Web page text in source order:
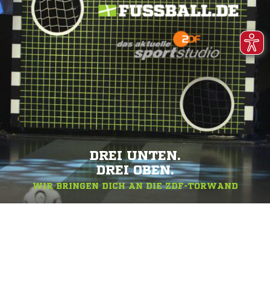
DREI UNTEN.
DREI OBEN.
WIR BRINGEN DICH AN DIE ZDF-TORWAND